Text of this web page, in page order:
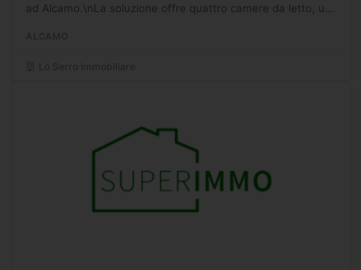
ad Alcamo.\nLa soluzione offre quattro camere da letto, un